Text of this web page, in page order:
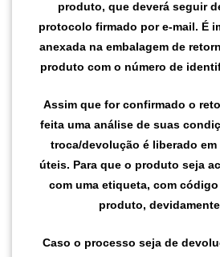
produto, que deverá seguir
protocolo firmado por e-mail. É
anexada na embalagem de
produto com o número de
Assim que for confirmado o
feita uma análise de suas
troca/devolução é liberado em
úteis. Para que o produto seja
com uma etiqueta, com
produto,
Caso o processo seja de